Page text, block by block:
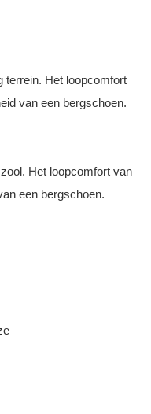
terrein. Het loopcomfort
van een bergschoen.
Het loopcomfort van
een bergschoen.